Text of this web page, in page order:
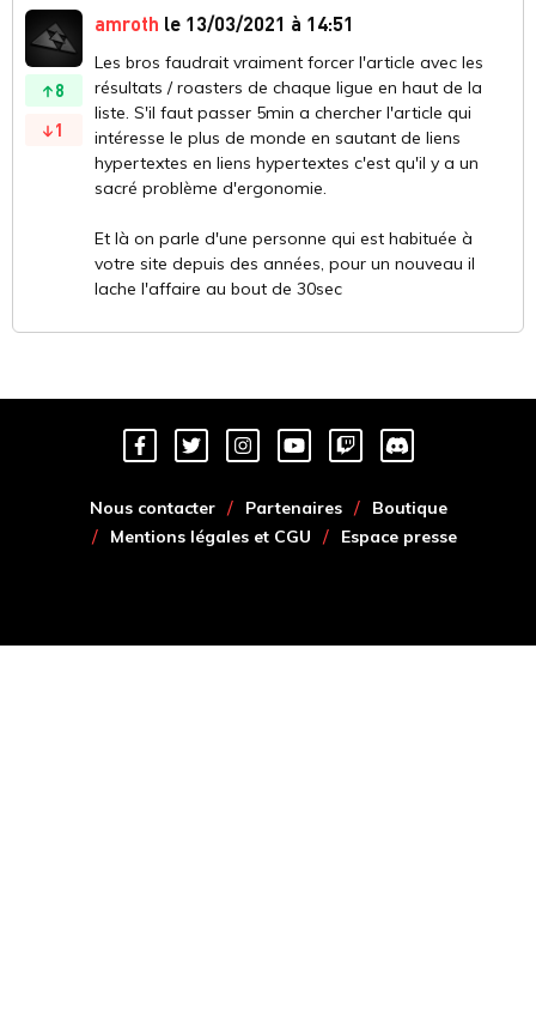
8
1
amroth le 13/03/2021 à 14:51
Les bros faudrait vraiment forcer l'article avec les
résultats / roasters de chaque ligue en haut de la
liste. S'il faut passer 5min a chercher l'article qui
intéresse le plus de monde en sautant de liens
hypertextes en liens hypertextes c'est qu'il y a un
sacré problème d'ergonomie.
Et là on parle d'une personne qui est habituée à
votre site depuis des années, pour un nouveau il
lache l'affaire au bout de 30sec
Nous contacter Partenaires
Boutique
Mentions légales et CGU
Espace presse